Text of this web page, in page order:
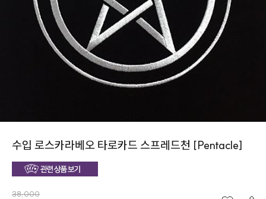
수입 로스카라베오 타로카드 스프레드천 [Pentacle]
38,000